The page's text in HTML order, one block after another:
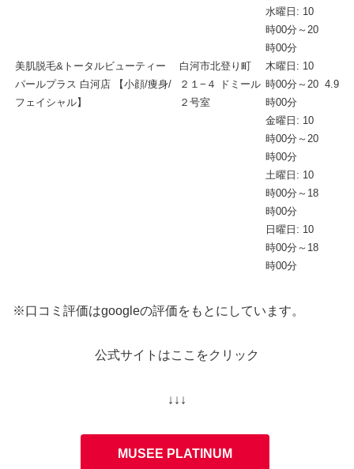
美肌脱毛&トータルビューティー
パールプラス 白河店 【小顔/痩身/
フェイシャル】
白河市北登り町
２１−４ ドミール
２号室
水曜日: 10
時00分～20
時00分
木曜日: 10
時00分～20
時00分
金曜日: 10
時00分～20
時00分
土曜日: 10
時00分～18
時00分
日曜日: 10
時00分～18
時00分
4.9
※口コミ評価はgoogleの評価をもとにしています。
公式サイトはここをクリック
↓↓↓
MUSEE PLATINUM